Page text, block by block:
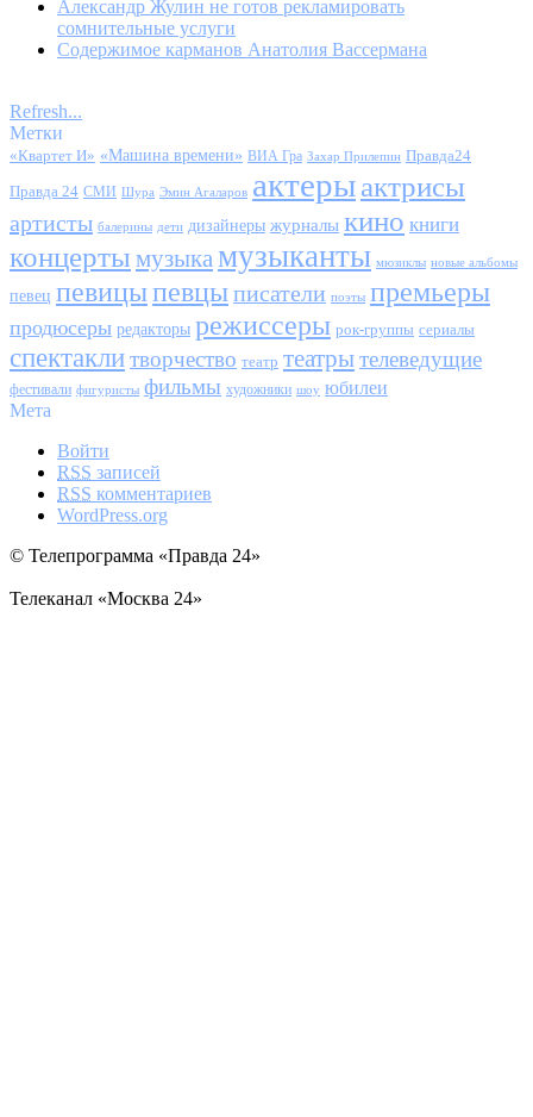
Александр Жулин не готов рекламировать
сомнительные услуги
Содержимое карманов Анатолия Вассермана
Refresh...
Метки
«Квартет И» «Машина времени» ВИА Гра Захар Прилепин Правда24
Правда 24 СМИ Шура Эмин Агаларов актерыактрисы
артисты балерины дети дизайнеры журналы кино книги
концерты музыка музыканты мюзиклы новые альбомы
певец певицыпевцыписатели поэты премьеры
продюсеры редакторы режиссеры рок-группы сериалы
спектаклитворчество театр театрытелеведущие
фестивали фигуристы фильмы художники шоу юбилеи
Мета
Войти
RSS записей
RSS комментариев
WordPress.org
© Телепрограмма «Правда 24»
Телеканал «Москва 24»